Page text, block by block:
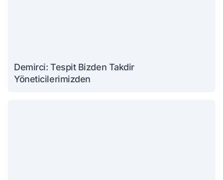
Demirci: Tespit Bizden Takdir
Yöneticilerimizden